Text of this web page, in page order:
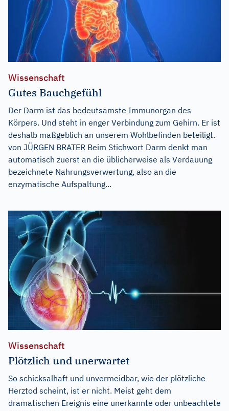
Wissenschaft
Gutes Bauchgefühl
Der Darm ist das bedeutsamste Immunorgan des
Körpers. Und steht in enger Verbindung zum Gehirn. Er ist
deshalb maßgeblich an unserem Wohlbefinden beteiligt.
von JÜRGEN BRATER Beim Stichwort Darm denkt man
automatisch zuerst an die üblicherweise als Verdauung
bezeichnete Nahrungsverwertung, also an die
enzymatische Aufspaltung...
Wissenschaft
Plötzlich und unerwartet
So schicksalhaft und unvermeidbar, wie der plötzliche
Herztod scheint, ist er nicht. Meist geht dem
dramatischen Ereignis eine unerkannte oder unbeachtete